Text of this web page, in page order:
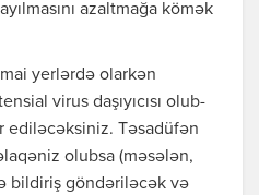
azaltmağa kömək
yerlərdə olarkən
virus daşıyıcısı olub-
ediləcəksiniz. Təsadüfən
olubsa (məsələn,
bildiriş göndəriləcək və